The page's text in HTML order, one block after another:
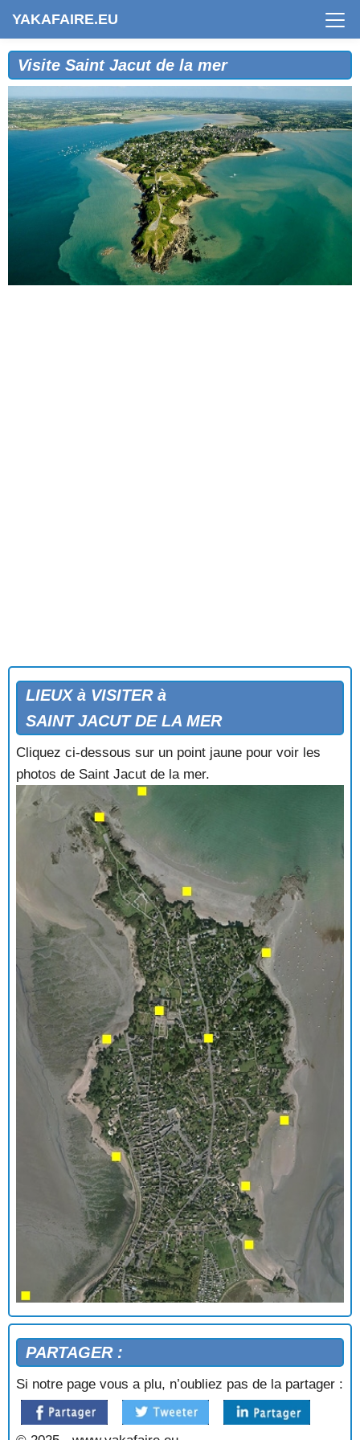
YAKAFAIRE.EU
Visite Saint Jacut de la mer
LIEUX à VISITER à
SAINT JACUT DE LA MER
Cliquez ci-dessous sur un point jaune pour voir les
photos de Saint Jacut de la mer.
PARTAGER :
Si notre page vous a plu, n’oubliez pas de la partager :